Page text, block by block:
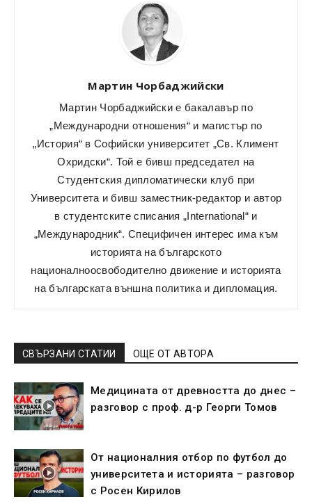
Мартин Чорбаджийски
Мартин Чорбаджийски е бакалавър по
„Международни отношения“ и магистър по
„История“ в Софийски университет „Св. Климент
Охридски“. Той е бивш председател на
Студентския дипломатически клуб при
Университета и бивш заместник-редактор и автор
в студентските списания „International“ и
„Международник“. Специфичен интерес има към
историята на българското
националноосвободително движение и историята
на българската външна политика и дипломация.
СВЪРЗАНИ СТАТИИ ОЩЕ ОТ АВТОРА
Медицината от древността до днес –
разговор с проф. д-р Георги Томов
От националния отбор по футбол до
университета и историята – разговор
с Росен Кирилов